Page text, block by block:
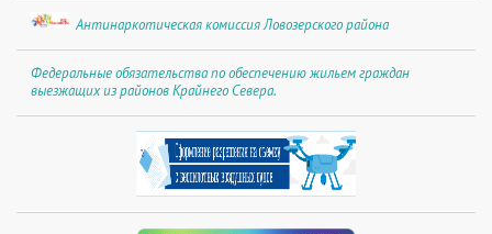
Антинаркотическая комиссия Ловозерского района
Федеральные обязательства по обеспечению жильем граждан
выезжащих из районов Крайнего Севера.